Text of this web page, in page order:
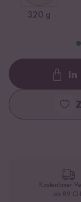
320 g
Kostenloser
ab 89